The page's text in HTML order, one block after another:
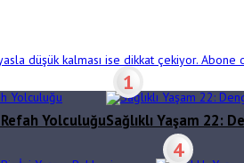
düşük kalması ise dikkat çekiyor.
1
Sağlıklı Yaşam 22:
Yolculuğu
4